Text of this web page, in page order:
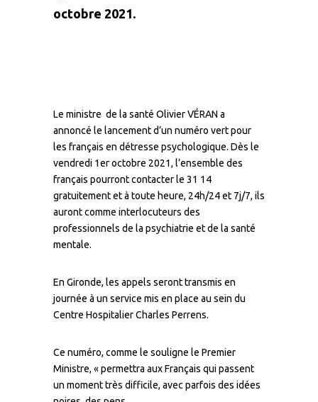
octobre 2021.
Le ministre de la santé Olivier VÉRAN a
annoncé le lancement d’un numéro vert pour
les français en détresse psychologique. Dès le
vendredi 1er octobre 2021, l’ensemble des
français pourront contacter le 31 14
gratuitement et à toute heure, 24h/24 et 7j/7, ils
auront comme interlocuteurs des
professionnels de la psychiatrie et de la santé
mentale.
En Gironde, les appels seront transmis en
journée à un service mis en place au sein du
Centre Hospitalier Charles Perrens.
Ce numéro, comme le souligne le Premier
Ministre, « permettra aux Français qui passent
un moment très difficile, avec parfois des idées